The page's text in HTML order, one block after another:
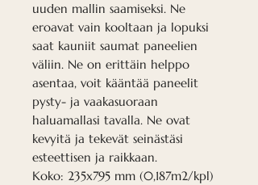
uuden mallin saamiseksi. Ne
eroavat vain kooltaan ja lopuksi
saat kauniit saumat paneelien
väliin. Ne on erittäin helppo
asentaa, voit kääntää paneelit
pysty- ja vaakasuoraan
haluamallasi tavalla. Ne ovat
kevyitä ja tekevät seinästäsi
esteettisen ja raikkaan.
Koko: 235x795 mm (0,187m2/kpl)